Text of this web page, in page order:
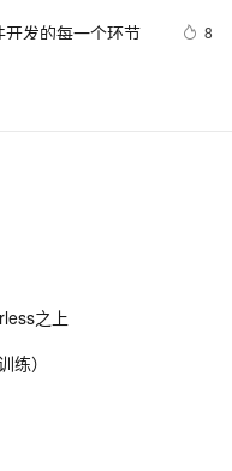
发的每一个环节 8
台，让你轻松构建
之上
练）